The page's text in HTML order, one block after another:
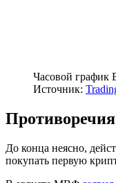
Часовой график
Источник:
Противоречия
До конца неясно,
покупать первую